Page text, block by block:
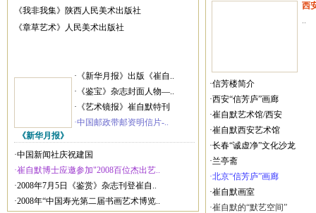
《我非我集》陕西人民美术出版社
《章草艺术》人民美术出版社
《新华月报》
·《新华月报》出版《崔自..
·《鉴宝》杂志封面人物—..
·《艺术镜报》崔自默特刊
·中国邮政带邮资明信片-..
·中国新闻社庆祝建国
·崔自默博士应邀参加"2008百位杰出艺..
·2008年7月5日《鉴赏》杂志刊登崔自..
·2008年“中国寿光第二届书画艺术博览..
西
..
·信芳楼简介
·西安“信芳庐”画廊
·崔自默艺术馆/西安
·崔自默西安艺术馆
·长春“诚虚净”文化沙龙
·兰亭斋
·北京“信芳庐”画廊
·崔自默画室
·崔自默的“默艺空间”